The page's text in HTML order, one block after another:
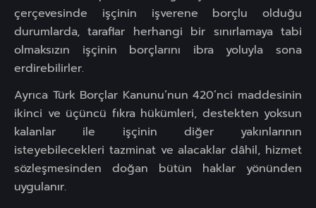
çerçevesinde işçinin işverene borçlu olduğu
durumlarda, taraflar herhangi bir sınırlamaya tabi
olmaksızın işçinin borçlarını ibra yoluyla sona
erdirebilirler.
Ayrıca Türk Borçlar Kanunu’nun 420’nci maddesinin
ikinci ve üçüncü fıkra hükümleri, destekten yoksun
kalanlar ile işçinin diğer yakınlarının
isteyebilecekleri tazminat ve alacaklar dâhil, hizmet
sözleşmesinden doğan bütün haklar yönünden
uygulanır.